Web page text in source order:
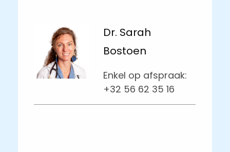
Dr. Sarah
Bostoen
Enkel op afspraak:
+32 56 62 35 16